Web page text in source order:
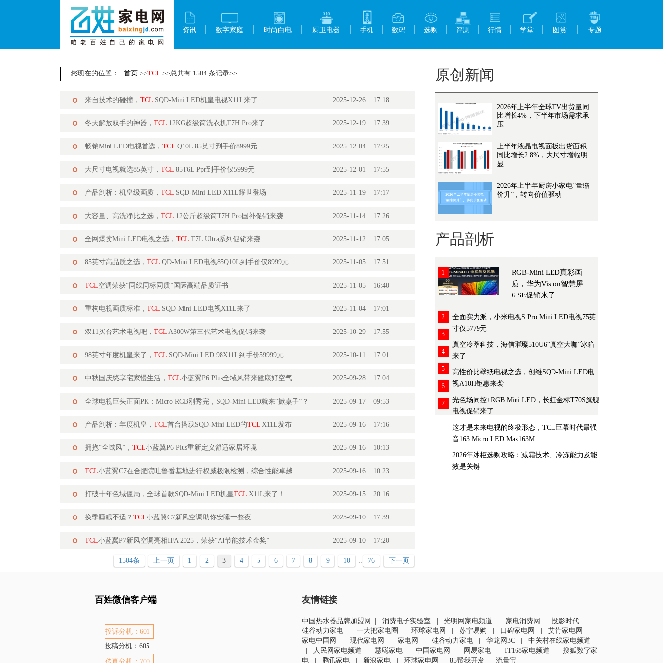
资讯 数字家庭 时尚白电 厨卫电器 手机 数码 选购 评测 行情 学堂 图赏 专题
您现在的位置： 首页 >>TCL >>总共有 1504 条记录>>
来自技术的碰撞， TCL SQD-Mini LED机皇电视X11L来了 2025-12-26 17:18
冬天解放双手的神器， TCL 12KG超级筒洗衣机T7H Pro来了 2025-12-19 17:39
畅销Mini LED电视首选， TCL Q10L 85英寸到手价8999元 2025-12-04 17:25
大尺寸电视就选85英寸， TCL 85T6L Ppr到手价仅5999元 2025-12-01 17:55
产品剖析：机皇级画质， TCL SQD-Mini LED X11L耀世登场 2025-11-19 17:17
大容量、高洗净比之选， TCL 12公斤超级筒T7H Pro国补促销来袭 2025-11-14 17:26
全网爆卖Mini LED电视之选， TCL T7L Ultra系列促销来袭 2025-11-12 17:05
85英寸高品质之选， TCL QD-Mini LED电视85Q10L到手价仅8999元 2025-11-05 17:51
TCL空调荣获“同线同标同质”国际高端品质证书 2025-11-05 16:40
重构电视画质标准， TCL SQD-Mini LED电视X11L来了 2025-11-04 17:01
双11买台艺术电视吧， TCL A300W第三代艺术电视促销来袭 2025-10-29 17:55
98英寸年度机皇来了， TCL SQD-Mini LED 98X11L到手价59999元 2025-10-11 17:01
中秋国庆悠享宅家慢生活， TCL小蓝翼P6 Plus全域风带来健康好空气 2025-09-28 17:04
全球电视巨头正面PK：Micro RGB刚秀完，SQD-Mini LED就来“掀桌子”？ 2025-09-17 09:53
产品剖析：年度机皇， TCL首台搭载SQD-Mini LED的TCL X11L发布 2025-09-16 17:16
拥抱“全域风”， TCL小蓝翼P6 Plus重新定义舒适家居环境 2025-09-16 10:13
TCL小蓝翼C7在合肥院吐鲁番基地进行权威极限检测，综合性能卓越 2025-09-16 10:23
打破十年色域僵局，全球首款SQD-Mini LED机皇TCL X11L来了！ 2025-09-15 20:16
换季睡眠不适？ TCL小蓝翼C7新风空调助你安睡一整夜 2025-09-10 17:39
TCL小蓝翼P7新风空调亮相IFA 2025，荣获“AI节能技术金奖” 2025-09-10 17:20
1504条 上一页 1 2 3 4 5 6 7 8 9 10 .. 76 下一页
原创新闻
2026年上半年全球TV出货量同
比增长4%，下半年市场需求承
压
上半年液晶电视面板出货面积
同比增长2.8%，大尺寸增幅明
显
2026年上半年厨房小家电“量缩
价升”，转向价值驱动
产品剖析
1
RGB-Mini LED真彩画
质，华为Vision智慧屏
6 SE促销来了
2
全面实力派，小米电视S Pro Mini LED电视75英
寸仅5779元
3
真空冷萃科技，海信璀璨510U6“真空大咖”冰箱
来了
4
高性价比壁纸电视之选，创维SQD-Mini LED电
视A10H钜惠来袭
5
光色场同控+RGB Mini LED，长虹金标T70S旗舰
电视促销来了
6
这才是未来电视的终极形态，TCL巨幕时代最强
音163 Micro LED Max163M
7
2026年冰柜选购攻略：减霜技术、冷冻能力及能
效是关键
百姓微信客户端
投诉分机：601
投稿分机：605
传真分机：700
友情链接
中国热水器品牌加盟网 消费电子实验室 光明网家电频道 家电消费网 投影时代
硅谷动力家电
一大把家电圈 环球家电网 苏宁易购 口碑家电网 艾肯家电网
家电中国网
现代家电网 家电网 硅谷动力家电 华龙网3C
中关村在线家电频道
人民网家电频道 慧聪家电 中国家电网 网易家电 IT168家电频道
搜狐数字家
电
腾讯家电 新浪家电 环球家电网 85帮我开发 流量宝